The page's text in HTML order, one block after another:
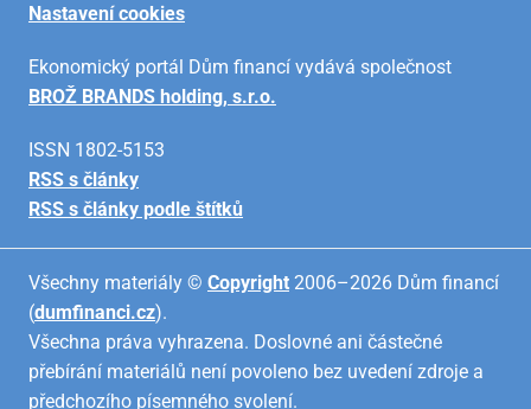
Nastavení cookies
Ekonomický portál Dům financí vydává společnost
BROŽ BRANDS holding, s.r.o.
ISSN 1802-5153
RSS s články
RSS s články podle štítků
Všechny materiály © Copyright 2006–2026 Dům financí
(dumfinanci.cz).
Všechna práva vyhrazena. Doslovné ani částečné
přebírání materiálů není povoleno bez uvedení zdroje a
předchozího písemného svolení.